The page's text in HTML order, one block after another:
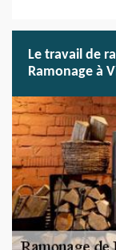
Le travail de
Ramonage à